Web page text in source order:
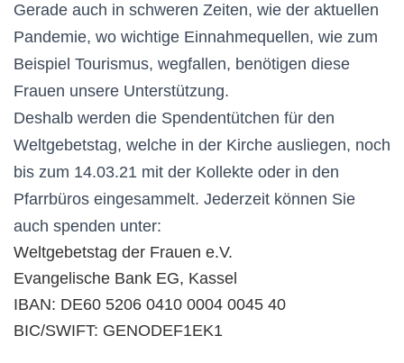
Gerade auch in schweren Zeiten, wie der aktuellen
Pandemie, wo wichtige Einnahmequellen, wie zum
Beispiel Tourismus, wegfallen, benötigen diese
Frauen unsere Unterstützung.
Deshalb werden die Spendentütchen für den
Weltgebetstag, welche in der Kirche ausliegen, noch
bis zum 14.03.21 mit der Kollekte oder in den
Pfarrbüros eingesammelt. Jederzeit können Sie
auch spenden unter:
Weltgebetstag der Frauen e.V.
Evangelische Bank EG, Kassel
IBAN: DE60 5206 0410 0004 0045 40
BIC/SWIFT: GENODEF1EK1